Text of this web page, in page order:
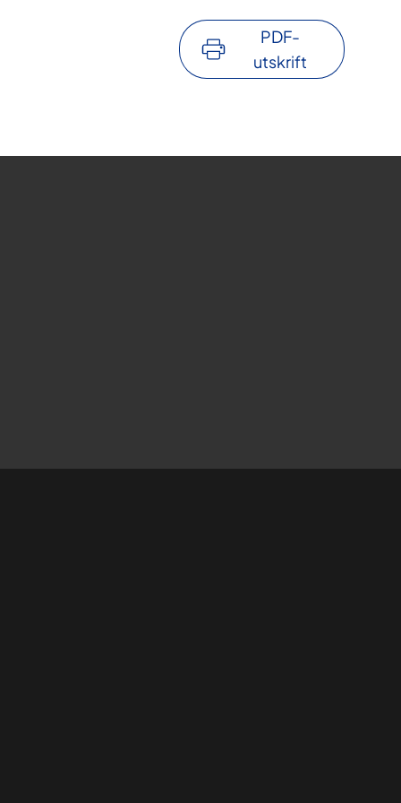
PDF-
utskrift